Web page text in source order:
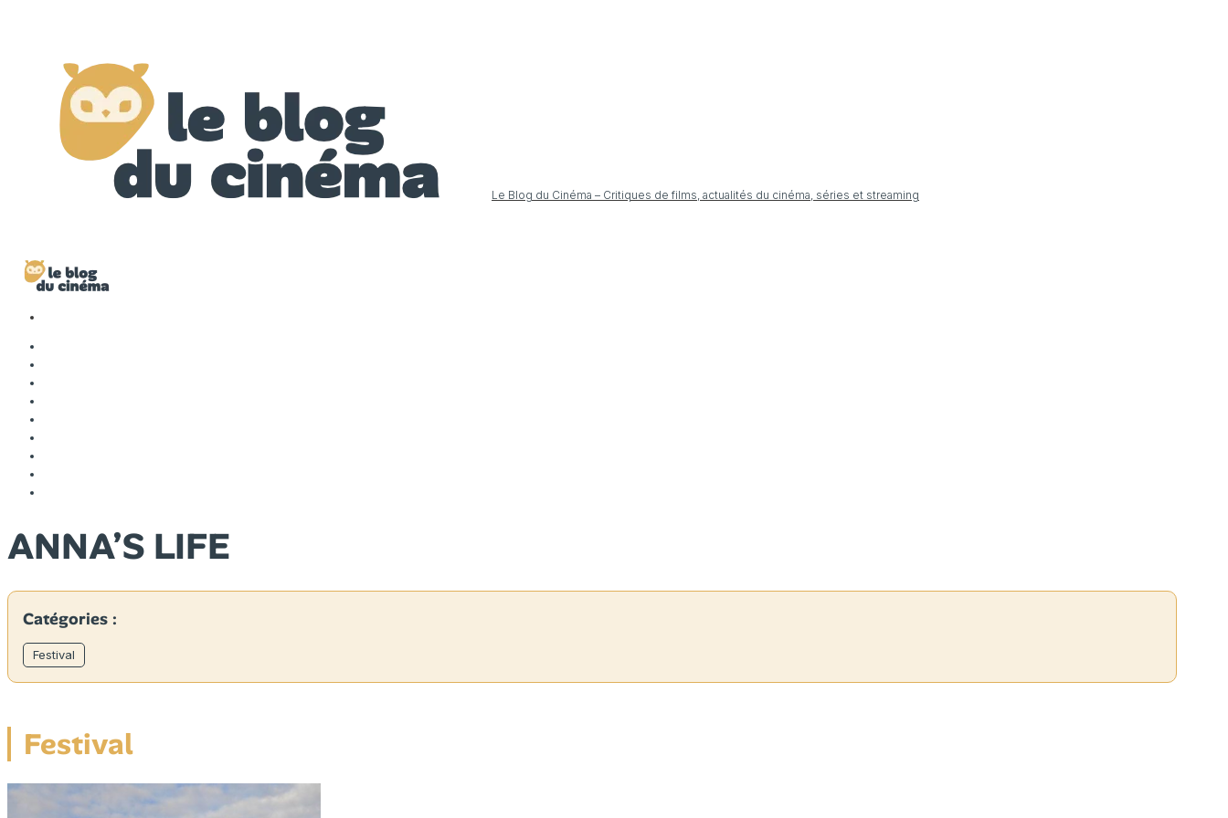
Le Blog du Cinéma – Critiques de films, actualités du cinéma, séries et streaming
ANNA’S LIFE
Catégories :
Festival
Festival